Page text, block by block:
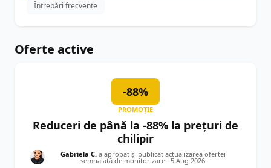
Întrebări frecvente
Oferte active
-88%
PROMOȚIE
Reduceri de până la -88% la prețuri de
chilipir
Gabriela C.a aprobat și publicat actualizarea ofertei
semnalată de monitorizare · 5 Aug 2026